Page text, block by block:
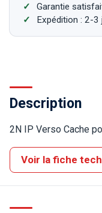
Garantie
Expédition : 2-3
Description
2N IP Verso Cache
Voir la fiche